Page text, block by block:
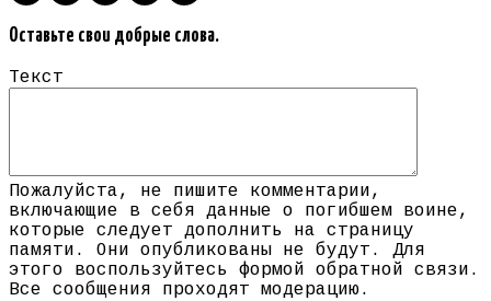
Оставьте свои добрые слова.
Текст
Пожалуйста, не пишите комментарии,
включающие в себя данные о погибшем воине,
которые следует дополнить на страницу
памяти. Они опубликованы не будут. Для
этого воспользуйтесь формой обратной связи.
Все сообщения проходят модерацию.